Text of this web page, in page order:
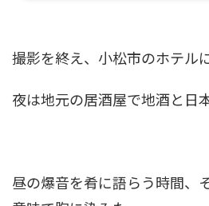
撮影を終え、 小松市のホテル
夜は地元の居酒屋で地酒と 日
昼の爆音を肴に語らう時間、